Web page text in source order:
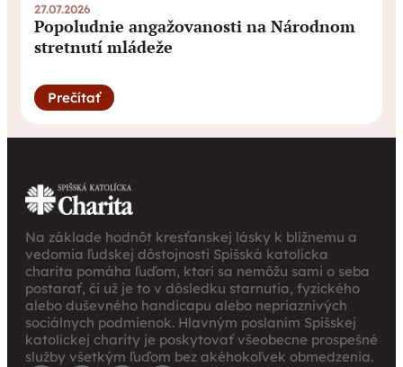
27.07.2026
Popoludnie angažovanosti na Národnom
stretnutí mládeže
Prečítať
Na základe hodnôt kresťanskej lásky k blížnemu a
vedomia ľudskej dôstojnosti Spišská katolícka
charita pomáha ľuďom, ktorí sa nemôžu sami o seba
postarať, či už je to v dôsledku starnutia, fyzického
alebo duševného handicapu alebo nepriaznivých
sociálnych podmienok. Hlavným poslaním Spišskej
katolíckej charity je poskytovať všeobecne prospešné
služby všetkým ľuďom bez akéhokoľvek obmedzenia.